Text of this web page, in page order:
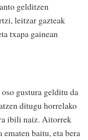
gelditzen
leitzar gazteak
txapa gainean
gustura gelditu da
ditugu horrelako
ibili naiz. Aitorrek
baitu, eta bera